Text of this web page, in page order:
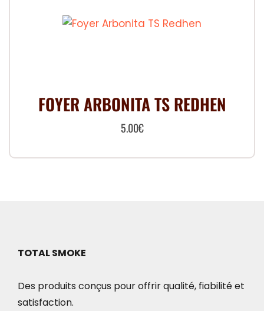
FOYER ARBONITA TS REDHEN
5.00€
TOTAL SMOKE
Des produits conçus pour offrir qualité, fiabilité et
satisfaction.